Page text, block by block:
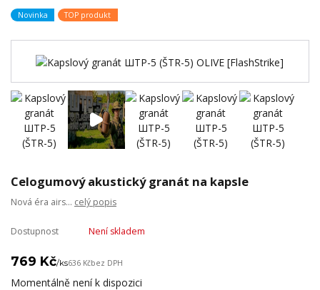
Novinka TOP produkt
Celogumový akustický granát na kapsle
Nová éra airs... celý popis
Dostupnost Není skladem
769 Kč/ks636 Kčbez DPH
Momentálně není k dispozici